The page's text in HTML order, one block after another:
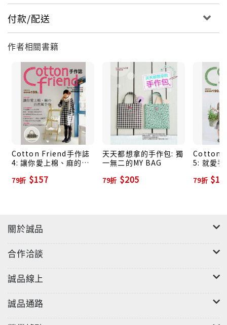
付款/配送
作者相關書籍
Cotton Friend手作誌
4: 讓你愛上棉、麻的自
79折 $157
天天都想拿的手作包: 獨
一無二的MY BAG
79折 $205
Cotton
5: 就愛
79折
關於誠品
合作洽談
誠品線上
誠品通路